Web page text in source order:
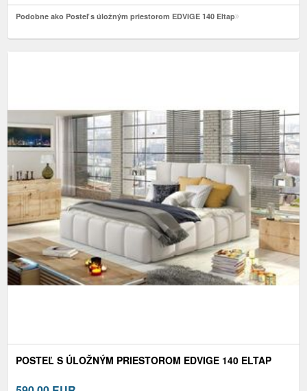
Podobne ako Posteľ s úložným priestorom EDVIGE 140 Eltap
POSTEĽ S ÚLOŽNÝM PRIESTOROM EDVIGE 140 ELTAP